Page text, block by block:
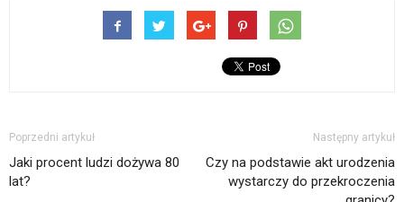
Poprzedni artykuł
Jaki procent ludzi dożywa 80
lat?
Następny artykuł
Czy na podstawie akt urodzenia
wystarczy do przekroczenia